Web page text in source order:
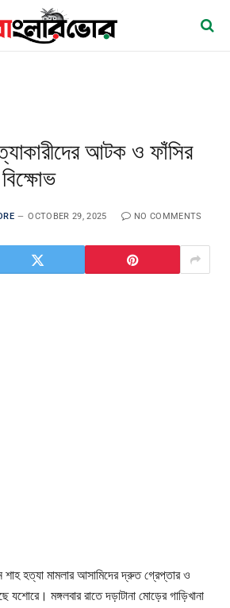
আটক ও ফাঁসির
OCTOBER 29, 2025 NO COMMENTS
শাহ হত্যা মামলার আসামিদের দ্রুত গ্রেপ্তার ও
যশোরে। মঙ্গলবার রাতে দড়াটানা মোড়ের গাড়িখানা